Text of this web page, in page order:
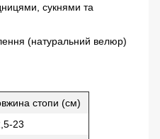
сукнями та
(натуральний велюр)
стопи (см)
23